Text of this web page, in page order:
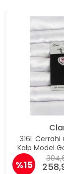
316L
Kalp Model
%15